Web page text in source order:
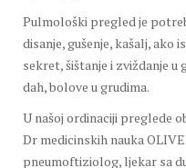
Pulmološki pregled je
disanje, gušenje, kašalj, ako
sekret, šištanje i zviždanje
dah, bolove u grudima.
U našoj ordinaciji preglede
Dr medicinskih nauka
pneumoftiziolog, ljekar sa